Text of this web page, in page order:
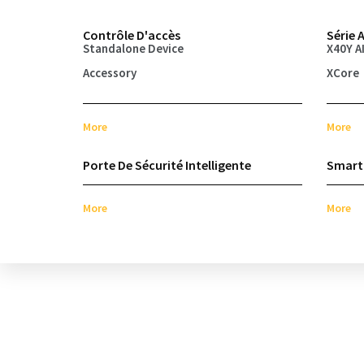
Contrôle D'accès
Standalone Device
Accessory
More
Porte De Sécurité Intelligente
More
Série
X40Y
XCore
More
More